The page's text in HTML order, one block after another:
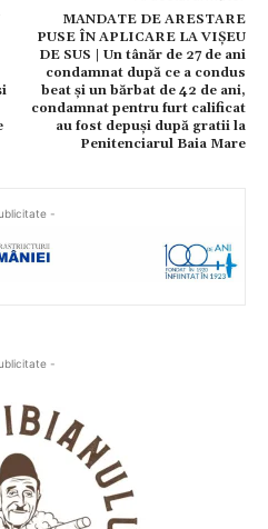
MANDATE DE ARESTARE
PUSE ÎN APLICARE LA VIȘEU
DE SUS | Un tânăr de 27 de ani
condamnat după ce a condus
beat și un bărbat de 42 de ani,
condamnat pentru furt calificat
au fost depuși după gratii la
Penitenciarul Baia Mare
-
-